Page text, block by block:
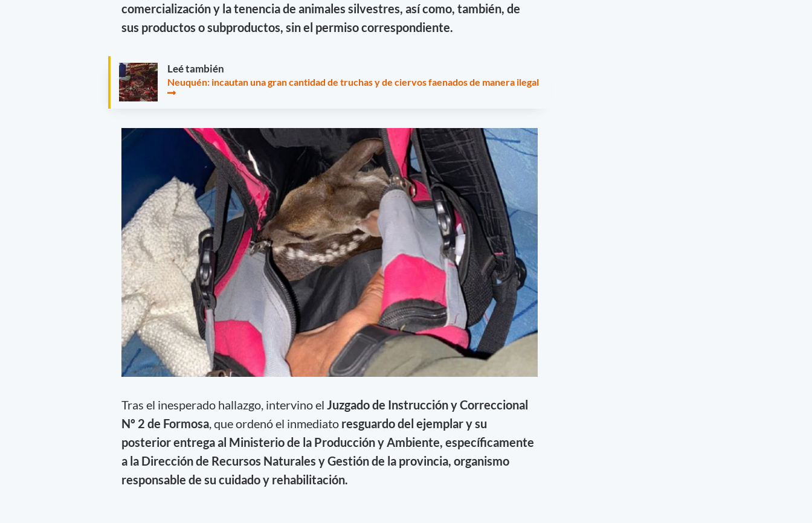
comercialización y la tenencia de animales silvestres, así como, también, de
sus productos o subproductos, sin el permiso correspondiente.
Leé también
Neuquén: incautan una gran cantidad de truchas y de ciervos faenados de manera ilegal
Tras el inesperado hallazgo, intervino el Juzgado de Instrucción y Correccional
Nº 2 de Formosa, que ordenó el inmediatoresguardo del ejemplar y su
posterior entrega al Ministerio de la Producción y Ambiente, específicamente
a la Dirección de Recursos Naturales y Gestión de la provincia, organismo
responsable de su cuidado y rehabilitación.